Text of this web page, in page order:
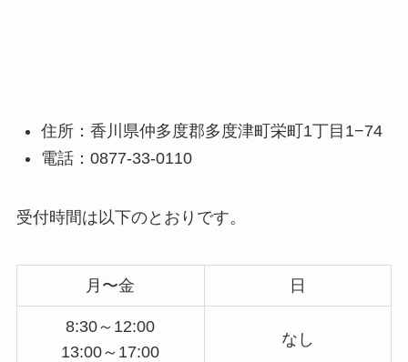
住所：香川県仲多度郡多度津町栄町1丁目1−74
電話：0877-33-0110
受付時間は以下のとおりです。
月〜金 日
8:30～12:00
13:00～17:00
なし